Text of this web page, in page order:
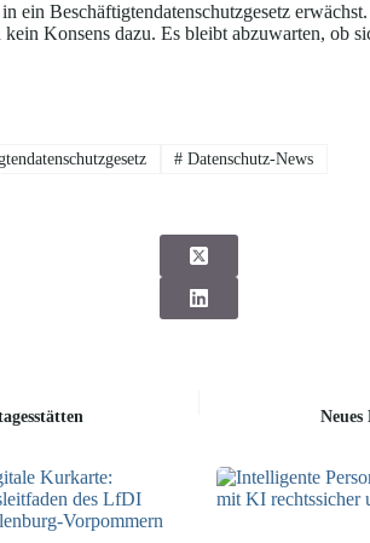
ein Beschäftigtendatenschutzgesetz
kein Konsens dazu. Es bleibt abzuwarten, ob
# Datenschutz-News